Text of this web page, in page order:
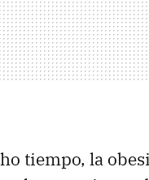
tiempo, la